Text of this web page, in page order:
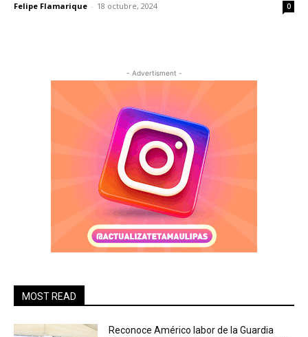
Felipe Flamarique - 18 octubre, 2024 0
- Advertisment -
MOST READ
Reconoce Américo labor de la Guardia